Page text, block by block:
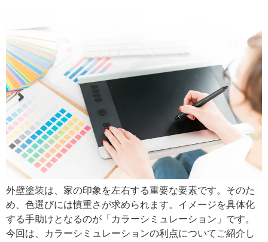
外壁塗装は、家の印象を左右する重要な要素です。そのた
め、色選びには慎重さが求められます。イメージを具体化
する手助けとなるのが「カラーシミュレーション」です。
今回は、カラーシミュレーションの利点についてご紹介し